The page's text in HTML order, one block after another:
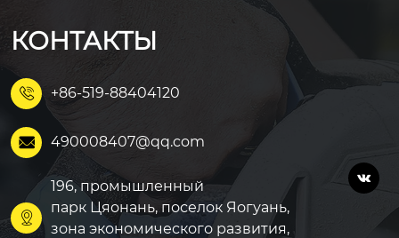
КОНТАКТЫ
 +86-519-88404120
 490008407@qq.com

196, промышленный
парк Цяонань, поселок Яогуань,
зона экономического развития,
